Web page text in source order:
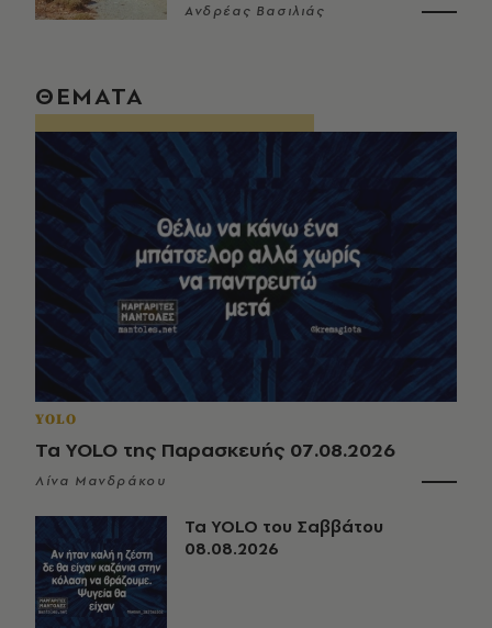
Ανδρέας Βασιλιάς
ΘΕΜΑΤΑ
YOLO
Τα YOLO της Παρασκευής 07.08.2026
Λίνα Μανδράκου
Τα YOLO του Σαββάτου
08.08.2026